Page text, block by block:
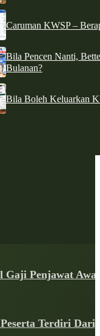
Caruman KWSP –
Bila Pencen Nanti,
Bulanan?
Bila Boleh Keluarkan
Gaji Penjawat
Terdiri